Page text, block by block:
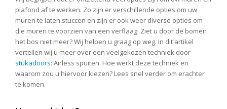
plafond af te werken. Zo zijn er verschillende opties om uw
muren te laten stuccen en zijn er ook weer diverse opties om
die muren te voorzien van een verflaag. Ziet u door de bomen
het bos niet meer? Wij helpen u graag op weg. In dit artikel
vertellen wij u meer over een veelgekozen techniek door
stukadoors: Airless spuiten. Hoe werkt deze techniek en
waarom zou u hiervoor kiezen? Lees snel verder om erachter
te komen.